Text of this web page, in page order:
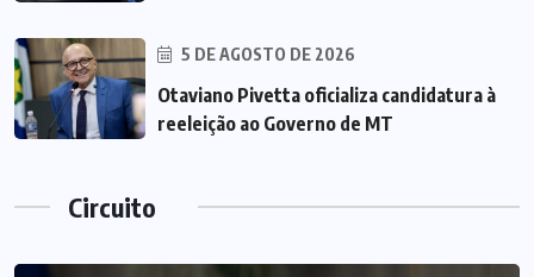
5 DE AGOSTO DE 2026
Otaviano Pivetta oficializa candidatura à
reeleição ao Governo de MT
Circuito